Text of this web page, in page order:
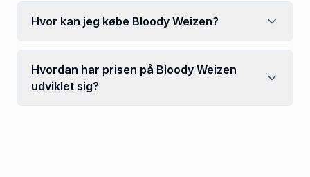
Hvor kan jeg købe Bloody Weizen?
Hvordan har prisen på Bloody Weizen
udviklet sig?